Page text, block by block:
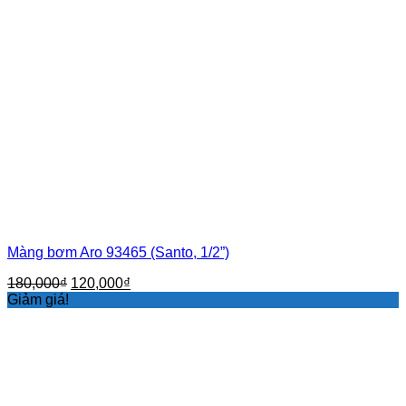
Màng bơm Aro 93465 (Santo, 1/2”)
180,000₫ Giá
120,000₫
Giảm giá!